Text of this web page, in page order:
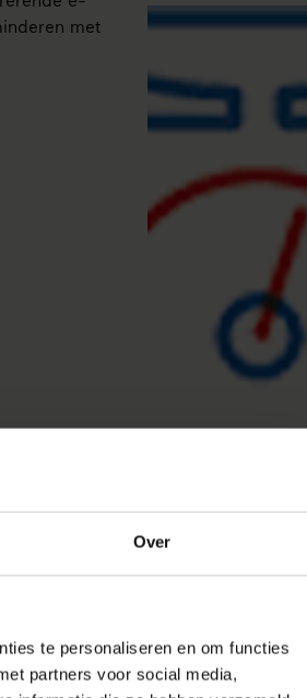
Over
te personaliseren en om functies
partners voor social media,
met